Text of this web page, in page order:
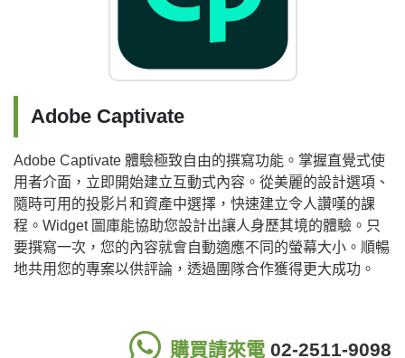
Adobe Captivate
Adobe Captivate 體驗極致自由的撰寫功能。掌握直覺式使
用者介面，立即開始建立互動式內容。從美麗的設計選項、
隨時可用的投影片和資產中選擇，快速建立令人讚嘆的課
程。Widget 圖庫能協助您設計出讓人身歷其境的體驗。只
要撰寫一次，您的內容就會自動適應不同的螢幕大小。順暢
地共用您的專案以供評論，透過團隊合作獲得更大成功。
購買請來電 02-2511-9098